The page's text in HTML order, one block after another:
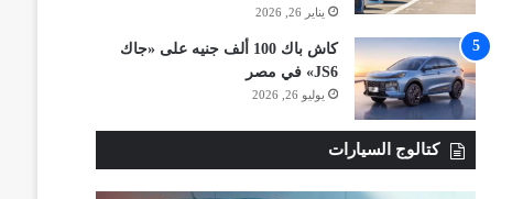
يناير 26, 2026
كاش باك 100 ألف جنيه على «جاك
JS6» في مصر
يوليو 26, 2026
كتالوج السيارات